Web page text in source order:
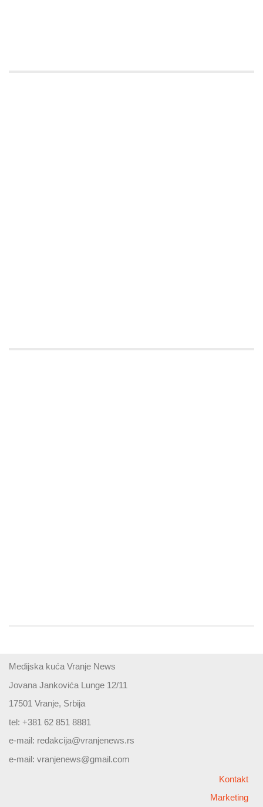
Medijska kuća Vranje News
Jovana Jankovića Lunge 12/11
17501 Vranje, Srbija
tel: +381 62 851 8881
e-mail: redakcija@vranjenews.rs
e-mail: vranjenews@gmail.com
Kontakt
Marketing